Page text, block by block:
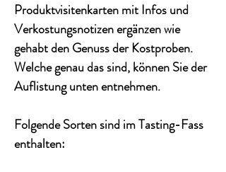
Produktvisitenkarten mit Infos und
Verkostungsnotizen ergänzen wie
gehabt den Genuss der Kostproben.
Welche genau das sind, können Sie der
Auflistung unten entnehmen.
Folgende Sorten sind im Tasting-Fass
enthalten: